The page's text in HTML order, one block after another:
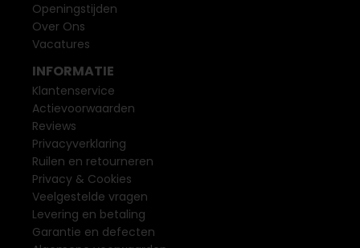
Openingstijden
Over Ons
Vacatures
INFORMATIE
Klantenservice
Actievoorwaarden
Reviews
Privacyverklaring
Ruilen en retourneren
Privacy & Cookies
Veelgestelde vragen
Levering en betaling
Garantie en defecten